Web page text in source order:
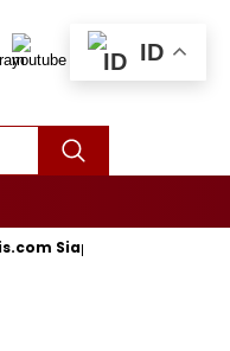
Publikasikan Press
ID